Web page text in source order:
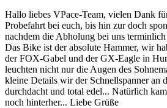
Hallo liebes VPace-Team, vielen Dank
Probefahrt bei euch, bis hin zur doch
nachdem die Abholung bei uns
Das Bike ist der absolute Hammer, wir
der FOX-Gabel und der GX-Eagle in
leuchten nicht nur die Augen des
kleine Details wir der Schnellspanner an
durchdacht und total edel... Natürlich
noch hinterher... Liebe Grüße